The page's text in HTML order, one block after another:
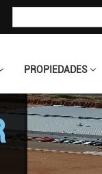
PROPIEDADES